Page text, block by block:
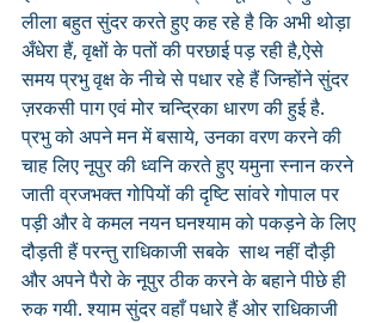
लीला बहुत सुंदर करते हुए कह रहे है कि अभी थोड़ा
अँधेरा हैं, वृक्षों के पतों की परछाई पड़ रही है,ऐसे
समय प्रभु वृक्ष के नीचे से पधार रहे हैं जिन्होंने सुंदर
ज़रकसी पाग एवं मोर चन्द्रिका धारण की हुई है.
प्रभु को अपने मन में बसाये, उनका वरण करने की
चाह लिए नूपुर की ध्वनि करते हुए यमुना स्नान करने
जाती व्रजभक्त गोपियों की दृष्टि सांवरे गोपाल पर
पड़ी और वे कमल नयन घनश्याम को पकड़ने के लिए
दौड़ती हैं परन्तु राधिकाजी सबके  साथ नहीं दौड़ी
और अपने पैरो के नूपुर ठीक करने के बहाने पीछे ही
रुक गयी. श्याम सुंदर वहाँ पधारे हैं ओर राधिकाजी